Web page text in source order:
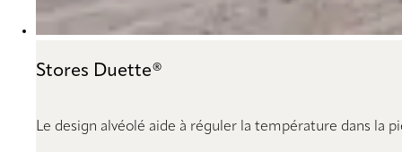
Stores Duette®
Le design alvéolé aide à réguler la température dans la